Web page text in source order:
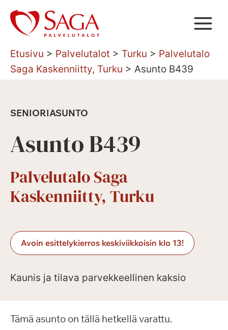
Siirry
sisältöön
Etusivu > Palvelutalot > Turku > Palvelutalo
Saga Kaskenniitty, Turku > Asunto B439
SENIORIASUNTO
Asunto B439
Palvelutalo Saga
Kaskenniitty, Turku
Avoin esittelykierros keskiviikkoisin klo 13!
Kaunis ja tilava parvekkeellinen kaksio
Tämä asunto on tällä hetkellä varattu.